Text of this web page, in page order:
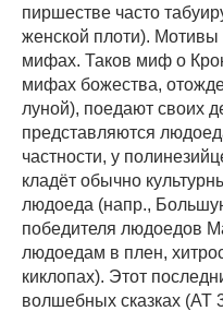
пиршестве часто
женской плоти). Мотивы
мифах. Таков миф о
мифах божества,
луной), поедают своих
представляются
частности, у
кладёт обычно
людоеда (напр.,
победителя людоедов
людоедам в плен,
киклопах). Этот
волшебных сказках (AT